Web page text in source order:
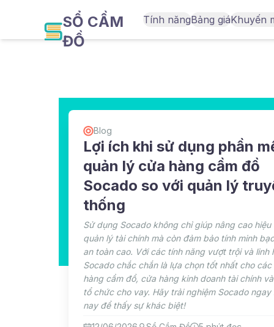
SỔ CẦM
ĐỒ
Tính năngBảng giáKhuyến
Blog
Lợi ích khi sử dụng phần
quản lý cửa hàng cầm đồ
Socado so với quản lý
thống
Sử dụng Socado không chỉ giúp nâng cao hiệu
quản lý tài chính mà còn đảm bảo tính minh
an toàn cao. Với các tính năng vượt trội và linh
Socado chắc chắn là lựa chọn tốt nhất cho các
hàng cầm đồ, cửa hàng kinh doanh tài chính
tổ chức cho vay. Hãy trải nghiệm Socado ngay
nay để thấy sự khác biệt!